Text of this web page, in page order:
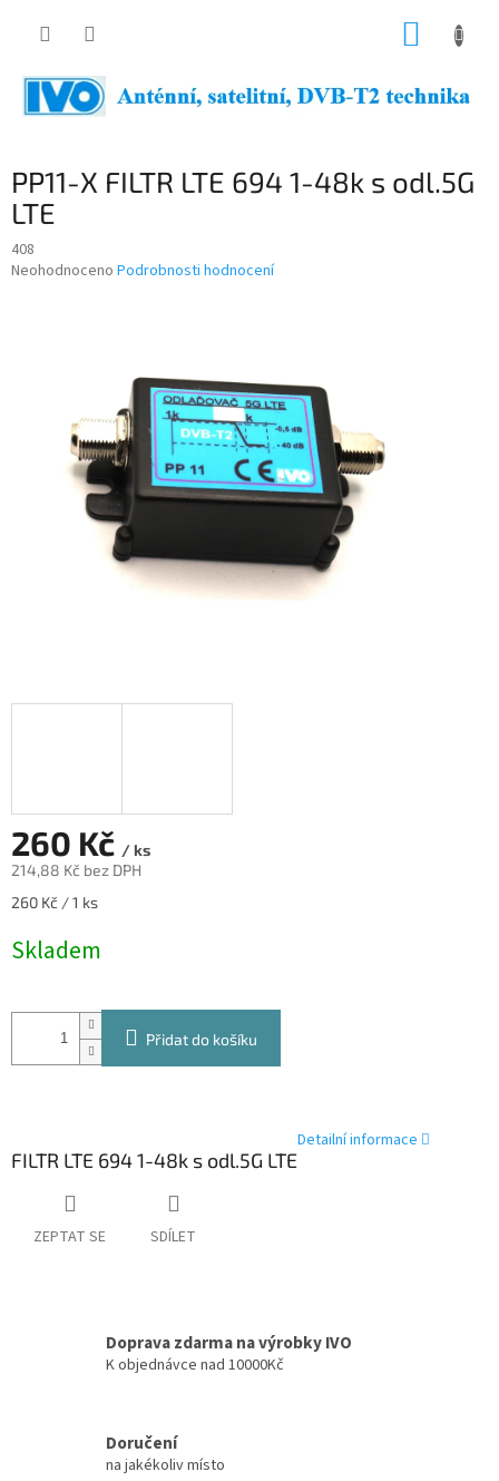
PP11-X FILTR LTE 694 1-48k s odl.5G
LTE
408
Průměrné
hvězdiček.
Neohodnoceno Podrobnosti hodnocení
260 Kč / ks
214,88 Kč bez DPH
Měrná
260 Kč / 1 ks
Skladem
Přidat do košíku
FILTR LTE 694 1-48k s odl.5G LTE
Detailní informace
ZEPTAT SE SDÍLET
Doprava zdarma na výrobky IVO
K objednávce nad 10000Kč
Doručení
na jakékoliv místo